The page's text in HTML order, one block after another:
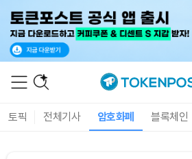
토픽 전체기사 암호화폐 블록체인
Ethereum (ETH)